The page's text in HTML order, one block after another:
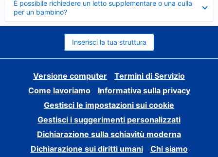
È possibile richiedere un letto supplementare o una culla
per un bambino?
chiuso
Inserisci la tua struttura
Versione computer
Termini di Servizio
Come lavoriamo
Informativa sulla privacy
Gestisci le impostazioni sui cookie
Gestisci i suggerimenti personalizzati
Dichiarazione sulla schiavitù moderna
Dichiarazione sui diritti umani
Chi siamo